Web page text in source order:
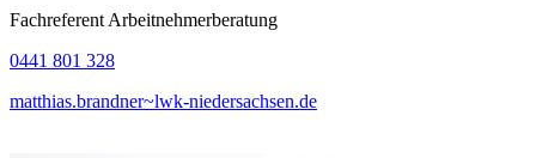
Fachreferent Arbeitnehmerberatung
0441 801 328
matthias.brandner~lwk-niedersachsen.de